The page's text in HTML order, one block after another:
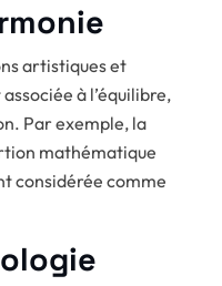
artistiques et
à l’équilibre,
Par exemple, la
mathématique
considérée comme